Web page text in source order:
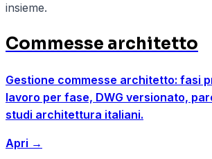
insieme.
Commesse architetto
Gestione commesse architetto: fasi
lavoro per fase, DWG versionato,
studi architettura italiani.
Apri →